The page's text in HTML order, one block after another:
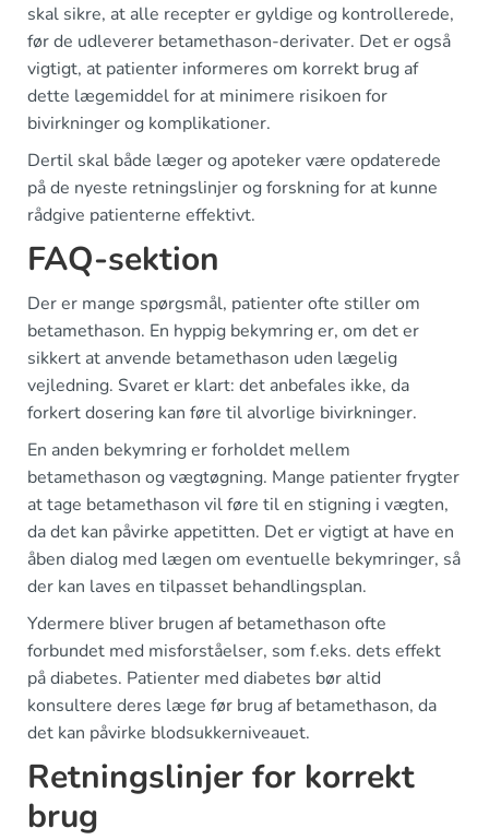
skal sikre, at alle recepter er gyldige og kontrollerede,
før de udleverer betamethason-derivater. Det er også
vigtigt, at patienter informeres om korrekt brug af
dette lægemiddel for at minimere risikoen for
bivirkninger og komplikationer.
Dertil skal både læger og apoteker være opdaterede
på de nyeste retningslinjer og forskning for at kunne
rådgive patienterne effektivt.
FAQ-sektion
Der er mange spørgsmål, patienter ofte stiller om
betamethason. En hyppig bekymring er, om det er
sikkert at anvende betamethason uden lægelig
vejledning. Svaret er klart: det anbefales ikke, da
forkert dosering kan føre til alvorlige bivirkninger.
En anden bekymring er forholdet mellem
betamethason og vægtøgning. Mange patienter frygter
at tage betamethason vil føre til en stigning i vægten,
da det kan påvirke appetitten. Det er vigtigt at have en
åben dialog med lægen om eventuelle bekymringer, så
der kan laves en tilpasset behandlingsplan.
Ydermere bliver brugen af betamethason ofte
forbundet med misforståelser, som f.eks. dets effekt
på diabetes. Patienter med diabetes bør altid
konsultere deres læge før brug af betamethason, da
det kan påvirke blodsukkerniveauet.
Retningslinjer for korrekt
brug